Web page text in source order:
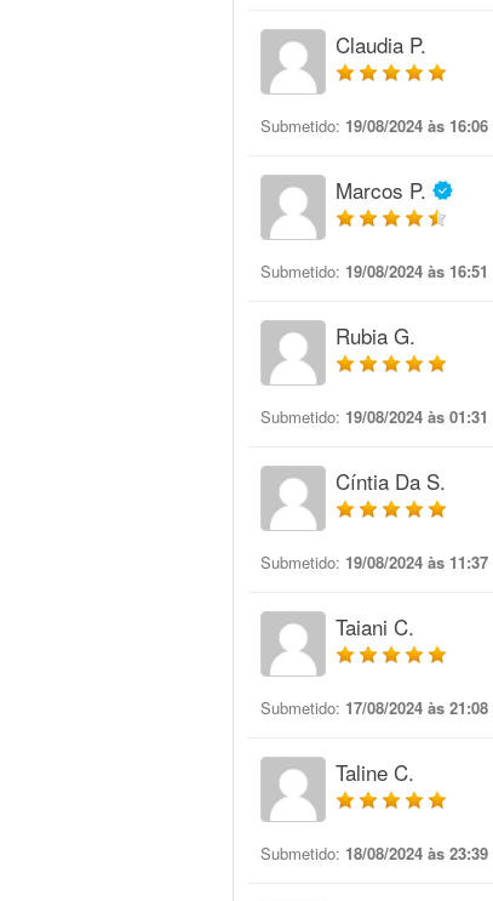
Claudia P.
Submetido: 19/08/2024 às 16:06
Marcos P.
Submetido: 19/08/2024 às 16:51
Rubia G.
Submetido: 19/08/2024 às 01:31
Cíntia Da S.
Submetido: 19/08/2024 às 11:37
Taiani C.
Submetido: 17/08/2024 às 21:08
Taline C.
Submetido: 18/08/2024 às 23:39